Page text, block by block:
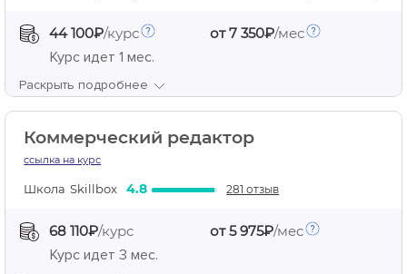
44 100₽/курс от 7 350₽/мес
Курс идет 1 мес.
Раскрыть подробнее
Коммерческий редактор
ссылка на курс
Школа Skillbox 4.8 281 отзыв
68 110₽/курс от 5 975₽/мес
Курс идет 3 мес.